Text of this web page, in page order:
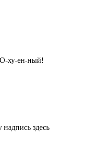
ху-ен-ный!
здесь